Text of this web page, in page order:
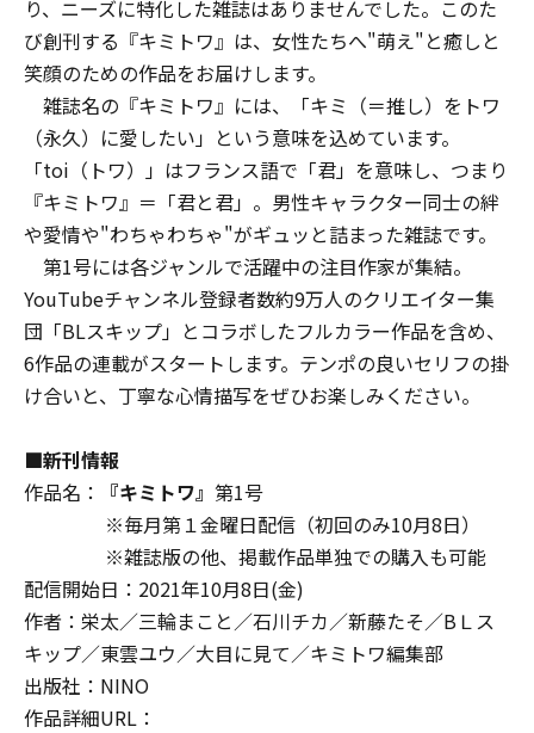
り、ニーズに特化した雑誌はありませんでした。このた
び創刊する『キミトワ』は、女性たちへ"萌え"と癒しと
笑顔のための作品をお届けします。
雑誌名の『キミトワ』には、「キミ（＝推し）をトワ
（永久）に愛したい」という意味を込めています。
「toi（トワ）」はフランス語で「君」を意味し、つまり
『キミトワ』＝「君と君」。男性キャラクター同士の絆
や愛情や"わちゃわちゃ"がギュッと詰まった雑誌です。
第1号には各ジャンルで活躍中の注目作家が集結。
YouTubeチャンネル登録者数約9万人のクリエイター集
団「BLスキップ」とコラボしたフルカラー作品を含め、
6作品の連載がスタートします。テンポの良いセリフの掛
け合いと、丁寧な心情描写をぜひお楽しみください。
■新刊情報
作品名：
『キミトワ』 第1号
※毎月第１金曜日配信（初回のみ10月8日）
※雑誌版の他、掲載作品単独での購入も可能
配信開始日：2021年10月8日(金)
作者：栄太／三輪まこと／石川チカ／新藤たそ／BＬス
キップ／東雲ユウ／大目に見て／キミトワ編集部
出版社：NINO
作品詳細URL：